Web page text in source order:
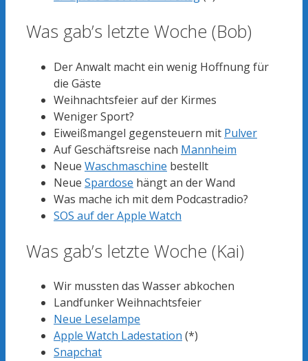
Was gab’s letzte Woche (Bob)
Der Anwalt macht ein wenig Hoffnung für
die Gäste
Weihnachtsfeier auf der Kirmes
Weniger Sport?
Eiweißmangel gegensteuern mit Pulver
Auf Geschäftsreise nach Mannheim
Neue Waschmaschine bestellt
Neue Spardose hängt an der Wand
Was mache ich mit dem Podcastradio?
SOS auf der Apple Watch
Was gab’s letzte Woche (Kai)
Wir mussten das Wasser abkochen
Landfunker Weihnachtsfeier
Neue Leselampe
Apple Watch Ladestation (*)
Snapchat